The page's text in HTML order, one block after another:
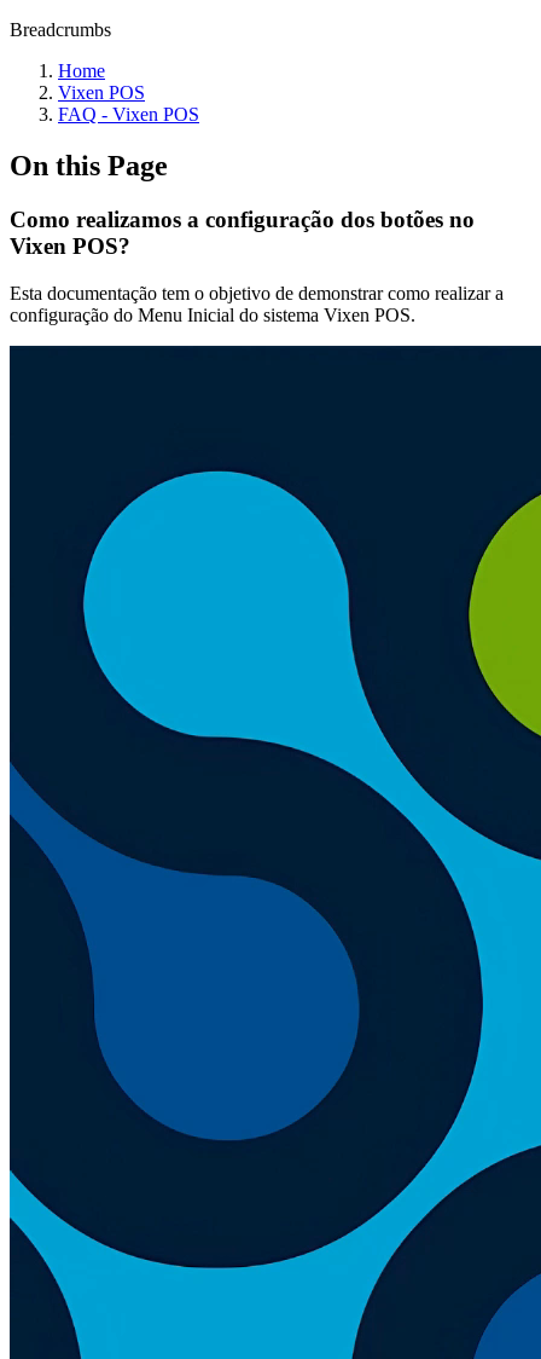
Breadcrumbs
Home
Vixen POS
FAQ - Vixen POS
On this Page
Como realizamos a configuração dos botões no
Vixen POS?
Esta documentação tem o objetivo de demonstrar como realizar a
configuração do Menu Inicial do sistema Vixen POS.